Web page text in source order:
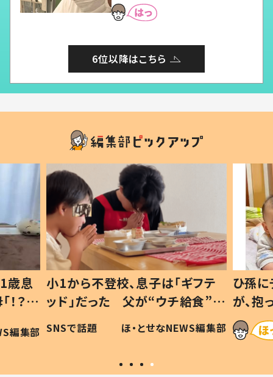
6位以降はこちら
歳息
？」
編集部
小1から不登校、息子は「ギフテ
ッド」だった 父が“ウチ給食”を
作り続ける理由とは #令和の親
#令和の子
SNSで話題 ほ・とせなNEWS編集部
ひ孫
が、
「涙が
い」